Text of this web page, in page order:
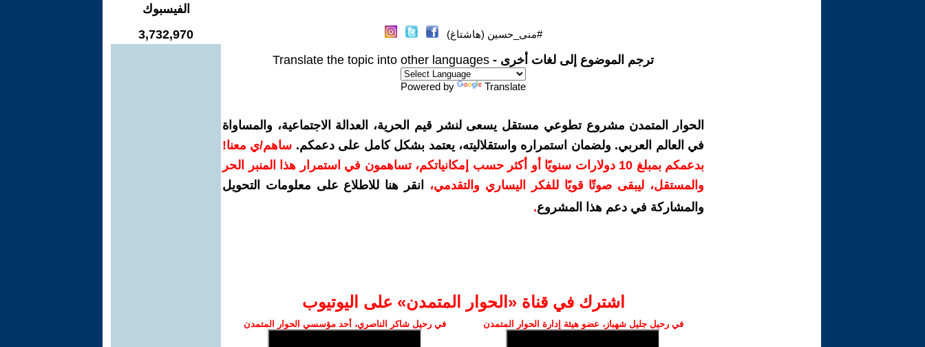
#منى_حسين (هاشتاغ)
ترجم الموضوع إلى لغات أخرى - Translate the topic into other languages
Powered by Translate
الحوار المتمدن مشروع تطوعي مستقل يسعى لنشر قيم الحرية، العدالة الاجتماعية، والمساواة
في العالم العربي. ولضمان استمراره واستقلاليته، يعتمد بشكل كامل على دعمكم. ساهم/ي معنا!
بدعمكم بمبلغ 10 دولارات سنويًا أو أكثر حسب إمكانياتكم، تساهمون في استمرار هذا المنبر الحر
والمستقل، ليبقى صوتًا قويًا للفكر اليساري والتقدمي،
انقر هنا للاطلاع على معلومات التحويل
والمشاركة في دعم هذا المشروع.
اشترك في قناة ‫«الحوار المتمدن» على اليوتيوب
في رحيل جليل شهباز، عضو هيئة إدارة الحوار المتمدن في رحيل شاكر الناصري، أحد مؤسسي الحوار المتمدن
الفيسبوك
3,732,970